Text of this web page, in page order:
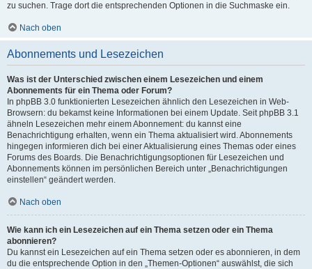
zu suchen. Trage dort die entsprechenden Optionen in die Suchmaske ein.
Nach oben
Abonnements und Lesezeichen
Was ist der Unterschied zwischen einem Lesezeichen und einem
Abonnements für ein Thema oder Forum?
In phpBB 3.0 funktionierten Lesezeichen ähnlich den Lesezeichen in Web-
Browsern: du bekamst keine Informationen bei einem Update. Seit phpBB 3.1
ähneln Lesezeichen mehr einem Abonnement: du kannst eine
Benachrichtigung erhalten, wenn ein Thema aktualisiert wird. Abonnements
hingegen informieren dich bei einer Aktualisierung eines Themas oder eines
Forums des Boards. Die Benachrichtigungsoptionen für Lesezeichen und
Abonnements können im persönlichen Bereich unter „Benachrichtigungen
einstellen“ geändert werden.
Nach oben
Wie kann ich ein Lesezeichen auf ein Thema setzen oder ein Thema
abonnieren?
Du kannst ein Lesezeichen auf ein Thema setzen oder es abonnieren, in dem
du die entsprechende Option in den „Themen-Optionen“ auswählst, die sich